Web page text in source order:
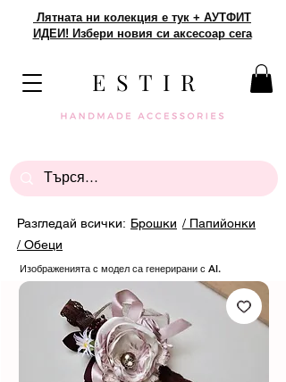
Лятната ни колекция е тук + АУТФИТ
ИДЕИ! Избери новия си аксесоар сега
E S T I R
Разгледай всички: Брошки / Папийонки
/ Обеци
Изображенията с модел са генерирани с AI.